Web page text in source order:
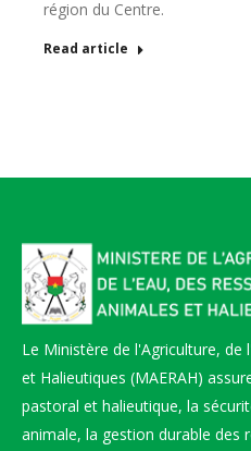
région du Centre.
Read article
Le Ministère de l'Agriculture, de
et Halieutiques (MAERAH)
pastoral et halieutique, la
animale, la gestion durable des